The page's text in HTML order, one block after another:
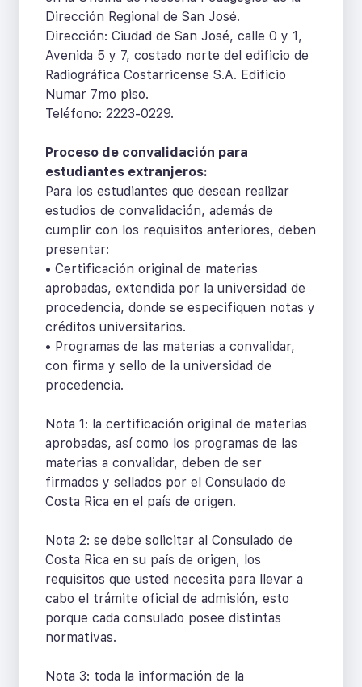
Dirección Regional de San José.
Dirección: Ciudad de San José, calle 0 y 1,
Avenida 5 y 7, costado norte del edificio de
Radiográfica Costarricense S.A. Edificio
Numar 7mo piso.
Teléfono: 2223-0229.
Proceso de convalidación para
estudiantes extranjeros:
Para los estudiantes que desean realizar
estudios de convalidación, además de
cumplir con los requisitos anteriores, deben
presentar:
• Certificación original de materias
aprobadas, extendida por la universidad de
procedencia, donde se especifiquen notas y
créditos universitarios.
• Programas de las materias a convalidar,
con firma y sello de la universidad de
procedencia.
Nota 1: la certificación original de materias
aprobadas, así como los programas de las
materias a convalidar, deben de ser
firmados y sellados por el Consulado de
Costa Rica en el país de origen.
Nota 2: se debe solicitar al Consulado de
Costa Rica en su país de origen, los
requisitos que usted necesita para llevar a
cabo el trámite oficial de admisión, esto
porque cada consulado posee distintas
normativas.
Nota 3: toda la información de la